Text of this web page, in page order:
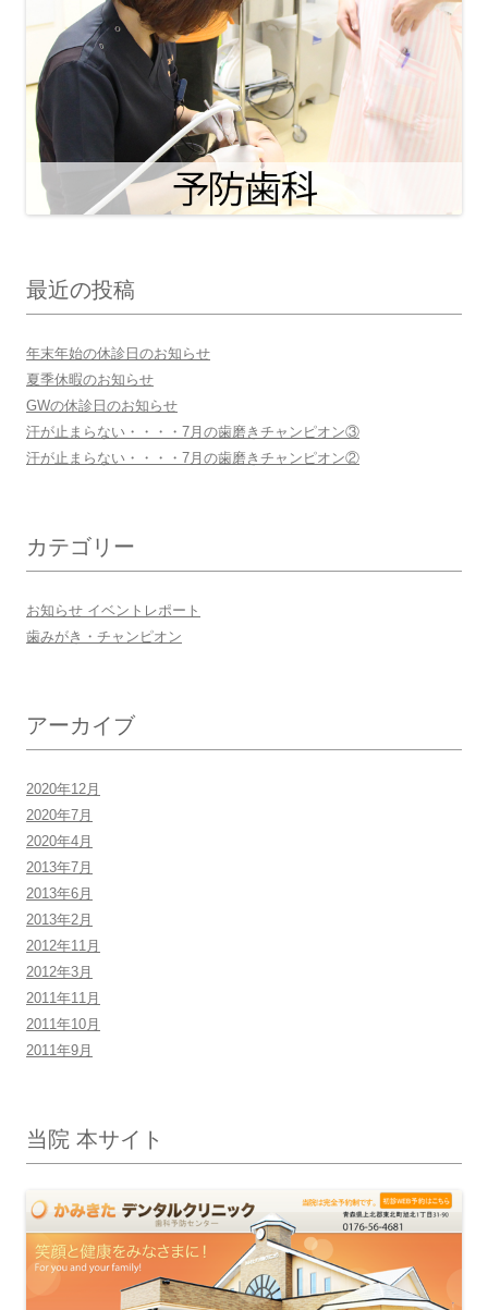
最近の投稿
年末年始の休診日のお知らせ
夏季休暇のお知らせ
GWの休診日のお知らせ
汗が止まらない・・・・7月の歯磨きチャンピオン③
汗が止まらない・・・・7月の歯磨きチャンピオン②
カテゴリー
お知らせ イベントレポート
歯みがき・チャンピオン
アーカイブ
2020年12月
2020年7月
2020年4月
2013年7月
2013年6月
2013年2月
2012年11月
2012年3月
2011年11月
2011年10月
2011年9月
当院 本サイト